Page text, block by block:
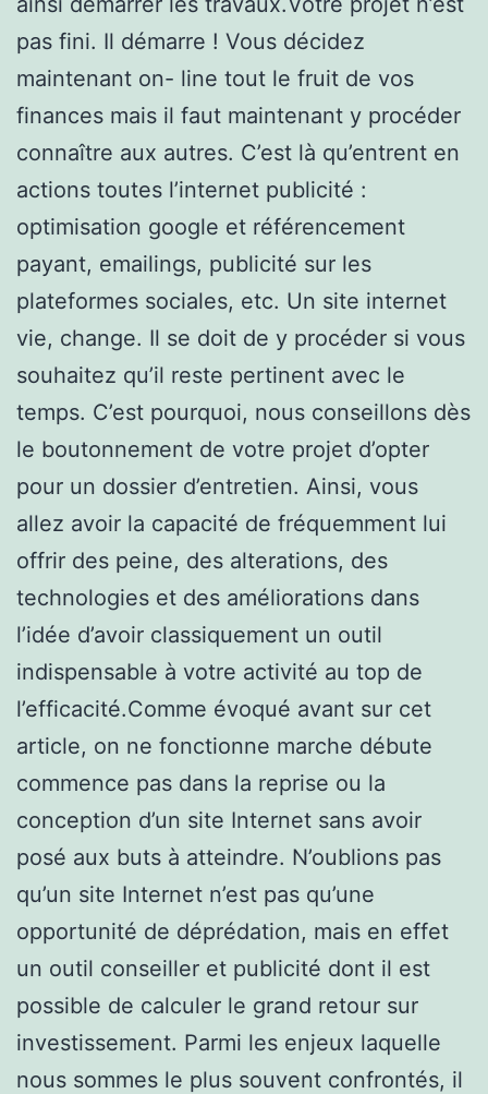
pas fini. Il démarre ! Vous décidez
maintenant on- line tout le fruit de vos
finances mais il faut maintenant y procéder
connaître aux autres. C’est là qu’entrent en
actions toutes l’internet publicité :
optimisation google et référencement
payant, emailings, publicité sur les
plateformes sociales, etc. Un site internet
vie, change. Il se doit de y procéder si vous
souhaitez qu’il reste pertinent avec le
temps. C’est pourquoi, nous conseillons dès
le boutonnement de votre projet d’opter
pour un dossier d’entretien. Ainsi, vous
allez avoir la capacité de fréquemment lui
offrir des peine, des alterations, des
technologies et des améliorations dans
l’idée d’avoir classiquement un outil
indispensable à votre activité au top de
l’efficacité.Comme évoqué avant sur cet
article, on ne fonctionne marche débute
commence pas dans la reprise ou la
conception d’un site Internet sans avoir
posé aux buts à atteindre. N’oublions pas
qu’un site Internet n’est pas qu’une
opportunité de déprédation, mais en effet
un outil conseiller et publicité dont il est
possible de calculer le grand retour sur
investissement. Parmi les enjeux laquelle
nous sommes le plus souvent confrontés, il